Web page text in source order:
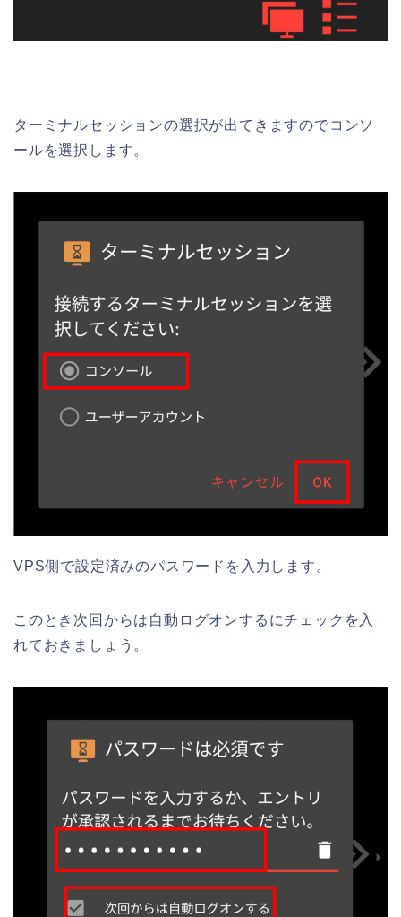
ターミナルセッションの選択が出てきますのでコンソ
ールを選択します。
VPS側で設定済みのパスワードを入力します。
このとき次回からは自動ログオンするにチェックを入
れておきましょう。